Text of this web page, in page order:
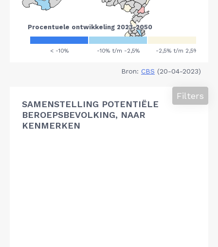
Bron: CBS (20-04-2023)
SAMENSTELLING POTENTIËLE
BEROEPSBEVOLKING, NAAR
KENMERKEN
Filters